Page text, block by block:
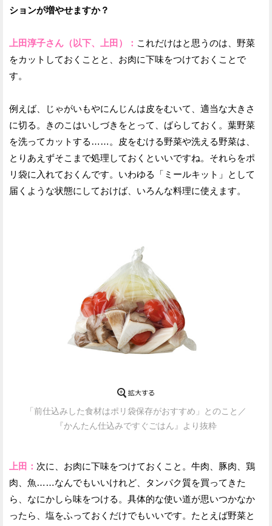
ションが増やせますか？
上田淳子さん（以下、上田）： これだけはと思うのは、野菜
をカットしておくことと、お肉に下味をつけておくことで
す。
例えば、じゃがいもやにんじんは皮をむいて、適当な大きさ
に切る。きのこはいしづきをとって、ばらしておく。葉野菜
を洗ってカットする……。皮をむける野菜や洗える野菜は、
とりあえずそこまで処理しておくといいですね。それらをポ
リ袋に入れておくんです。いわゆる「ミールキット」として
届くような状態にしておけば、いろんな料理に使えます。
「前仕込みした食材はポリ袋保存がおすすめ」とのこと／
『かんたん仕込みですぐごはん』より抜粋
上田： 次に、お肉に下味をつけておくこと。牛肉、豚肉、鶏
肉、魚……なんでもいいけれど、タンパク質を買ってきた
ら、なにかしら味をつける。具体的な使い道が思いつかなか
ったら、塩をふっておくだけでもいいです。たとえば野菜と